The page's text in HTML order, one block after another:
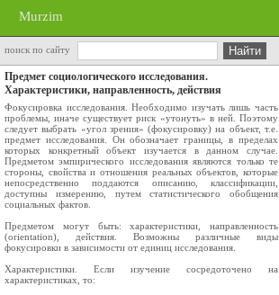
Murzim
поиск по сайту
Предмет социологического исследования.
Характеристики, направленность, действия
Фокусировка исследования. Необходимо изучать лишь часть
проблемы, иначе существует риск «утонуть» в ней. Поэтому
следует выбрать «угол зрения» (фокусировку) на объект, т.е.
предмет исследования. Он обозначает границы, в пределах
которых конкретный объект изучается в данном случае.
Предметом эмпирического исследования являются только те
стороны, свойства и отношения реальных объектов, которые
непосредственно поддаются описанию, классификации,
доступны измерению, путем статистического обобщения
социальных фактов.
Предметом могут быть: характеристики, направленность
(orientation), действия. Возможны различные виды
фокусировки в зависимости от единиц исследования.
Характеристики. Если изучение сосредоточено на
характеристиках, то: